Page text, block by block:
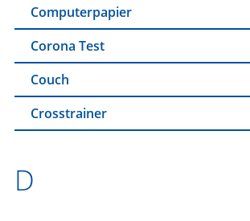
Computerpapier
Corona Test
Couch
Crosstrainer
D